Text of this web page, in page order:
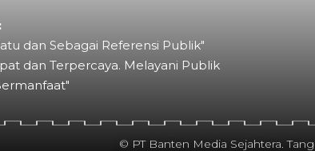
dan Sebagai Referensi Publik"
dan Terpercaya. Melayani Publik
© PT Banten Media Sejahtera.